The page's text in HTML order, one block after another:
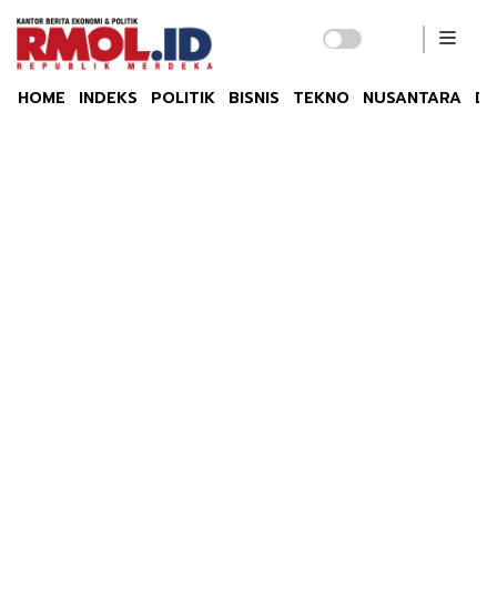
HOME INDEKS POLITIK BISNIS TEKNO NUSANTARA